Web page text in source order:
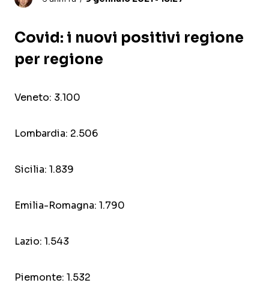
Covid: i nuovi positivi regione
per regione
Veneto: 3.100
Lombardia: 2.506
Sicilia: 1.839
Emilia-Romagna: 1.790
Lazio: 1.543
Piemonte: 1.532